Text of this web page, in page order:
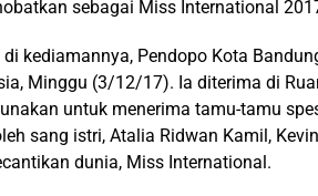
sebagai Miss International
kediamannya, Pendopo Kota
Minggu (3/12/17). Ia diterima di
untuk menerima tamu-tamu
sang istri, Atalia Ridwan Kamil,
dunia, Miss International.